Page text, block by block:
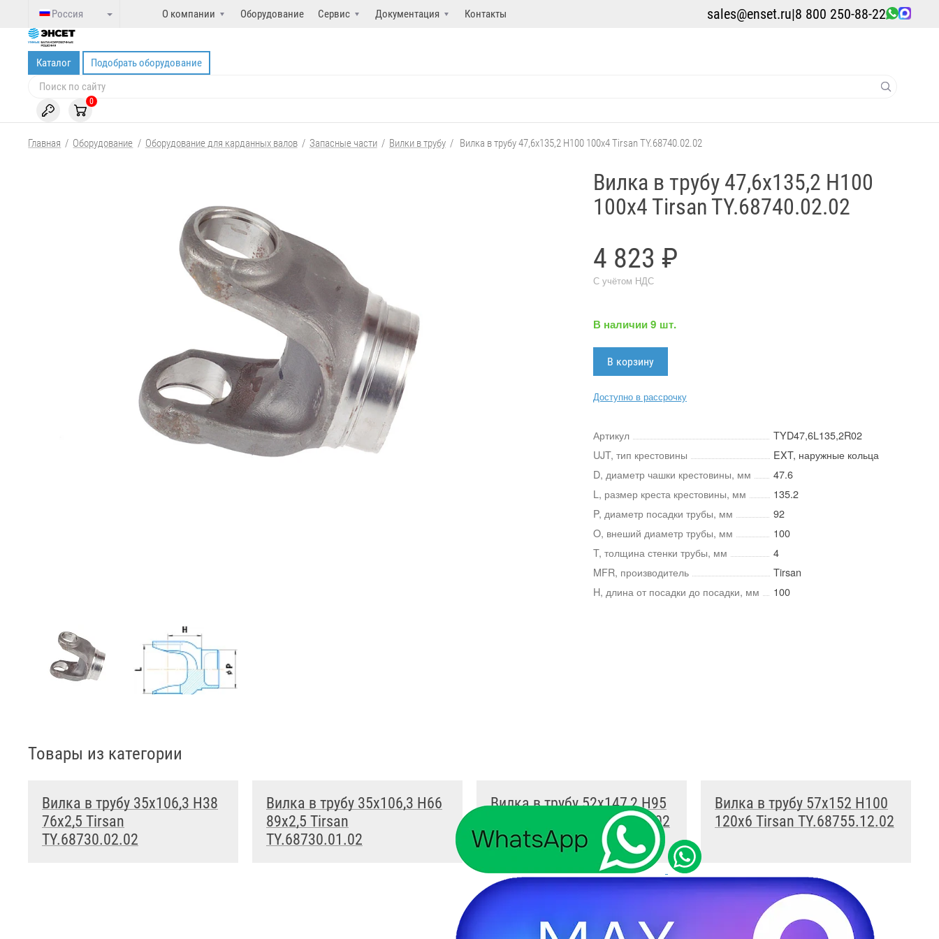
Россия О компании Оборудование Сервис Документация Контакты sales@enset.ru|8 800 250-88-22
Каталог Подобрать оборудование
0
Главная / Оборудование / Оборудование для карданных валов / Запасные части / Вилки в трубу / Вилка в трубу 47,6x135,2 H100 100x4 Tirsan TY.68740.02.02
Вилка в трубу 47,6x135,2 H100
100x4 Tirsan TY.68740.02.02
4 823 ₽
С учётом НДС
В наличии 9 шт.
Доступно в рассрочку
Артикул
TYD47,6L135,2R02
UJT, тип крестовины
EXT, наружные кольца
D, диаметр чашки крестовины, мм
47.6
L, размер креста крестовины, мм
135.2
P, диаметр посадки трубы, мм
92
O, внеший диаметр трубы, мм
100
T, толщина стенки трубы, мм
4
MFR, производитель
Tirsan
H, длина от посадки до посадки, мм
100
Товары из категории
Вилка в трубу 35x106,3 H38
76x2,5 Tirsan
TY.68730.02.02
Вилка в трубу 35x106,3 H66
89x2,5 Tirsan
TY.68730.01.02
Вилка в трубу 52x147,2 H95
120x4 Tirsan TY.68745.11.02
Вилка в трубу 57x152 H100
120x6 Tirsan TY.68755.12.02